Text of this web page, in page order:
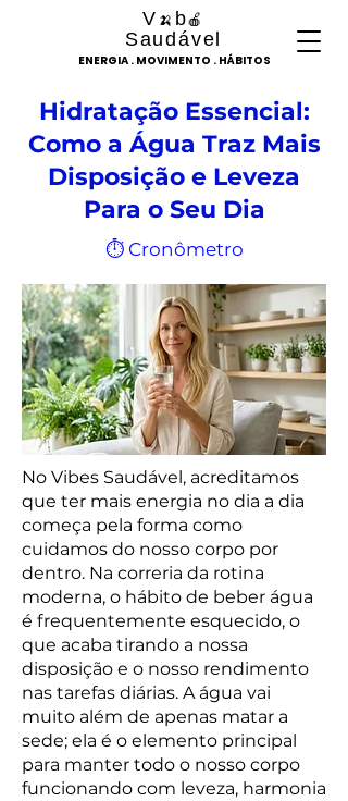
ENERGIA . MOVIMENTO . HÁBITOS
V 🍌 b🍎
Saudável
Hidratação Essencial:
Como a Água Traz Mais
Disposição e Leveza
Para o Seu Dia
⏱ Cronômetro
No Vibes Saudável, acreditamos
que ter mais energia no dia a dia
começa pela forma como
cuidamos do nosso corpo por
dentro. Na correria da rotina
moderna, o hábito de beber água
é frequentemente esquecido, o
que acaba tirando a nossa
disposição e o nosso rendimento
nas tarefas diárias. A água vai
muito além de apenas matar a
sede; ela é o elemento principal
para manter todo o nosso corpo
funcionando com leveza, harmonia